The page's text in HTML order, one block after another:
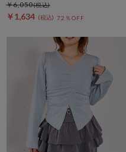
￥1,634 72％OFF
￥6,050